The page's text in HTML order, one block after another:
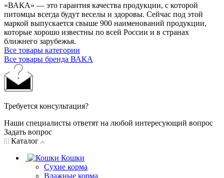
«ВАКА» — это гарантия качества продукции, с которой
питомцы всегда будут веселы и здоровы. Сейчас под этой
маркой выпускается свыше 900 наименований продукции,
которые хорошо известны по всей России и в странах
ближнего зарубежья.
Все товары категории
Все товары бренда ВАКА
Требуется консультация?
Наши специалисты ответят на любой интересующий вопрос
Задать вопрос
Каталог
Кошки
Сухие корма
Влажные корма